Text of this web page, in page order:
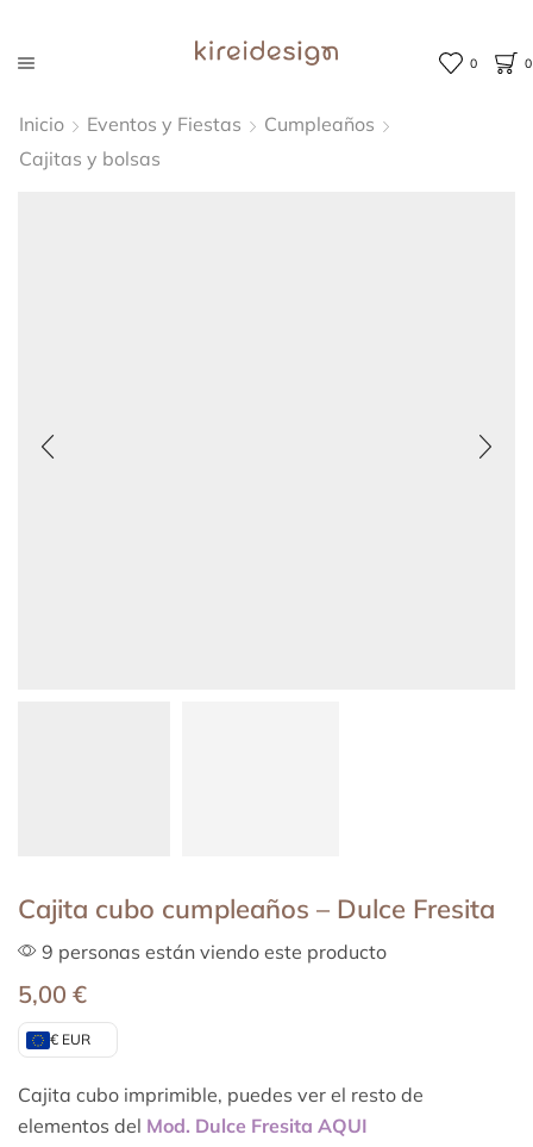
0 0
Inicio Eventos y Fiestas
Cumpleaños
Cajitas y bolsas
Cajita cubo cumpleaños – Dulce Fresita
9 personas están viendo este producto
5,00 €
€ EUR
Cajita cubo imprimible, puedes ver el resto de
elementos del Mod. Dulce Fresita AQUI